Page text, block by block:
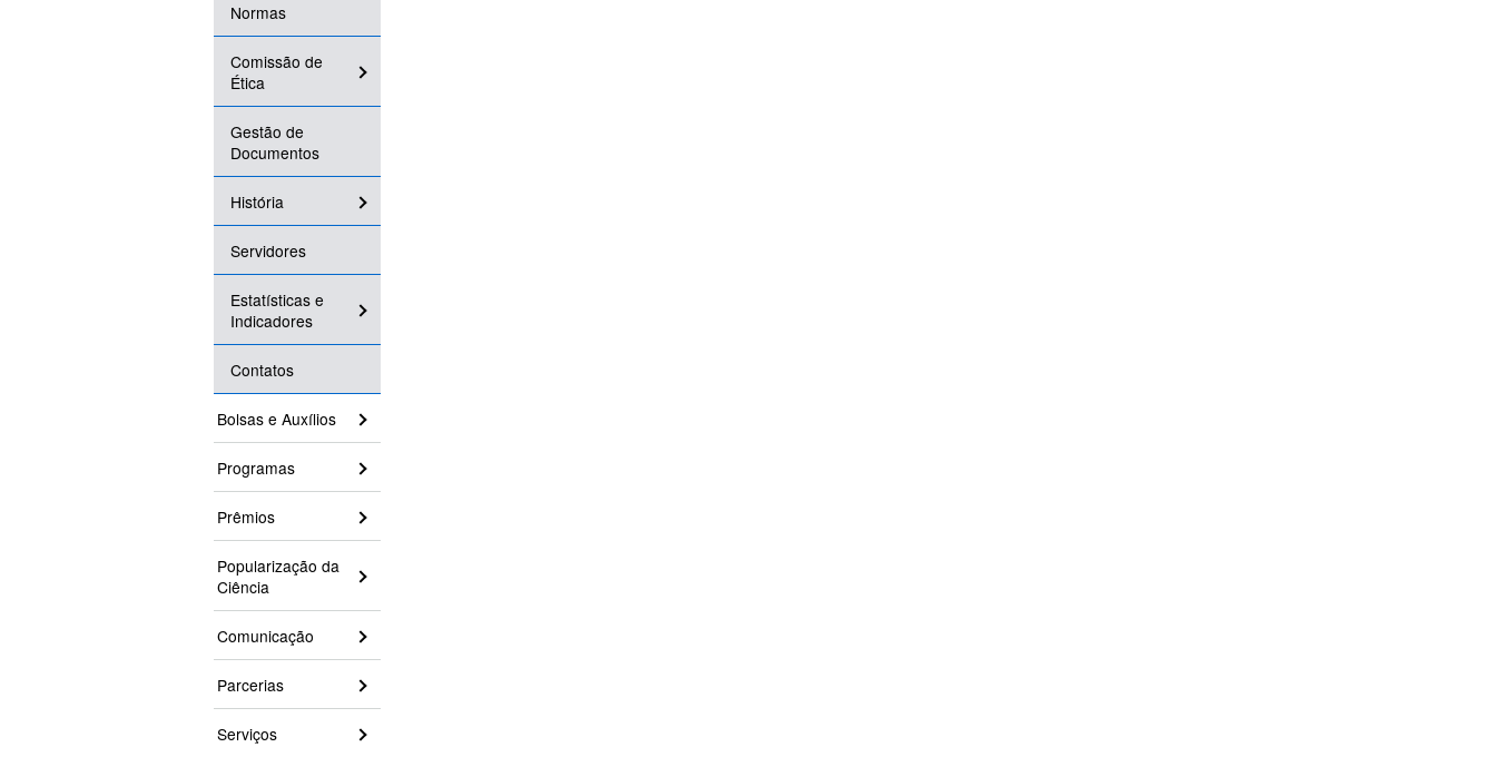
Normas
Comissão de
Ética
Gestão de
Documentos
História
Servidores
Estatísticas e
Indicadores
Contatos
Bolsas e Auxílios
Programas
Prêmios
Popularização da
Ciência
Comunicação
Parcerias
Serviços